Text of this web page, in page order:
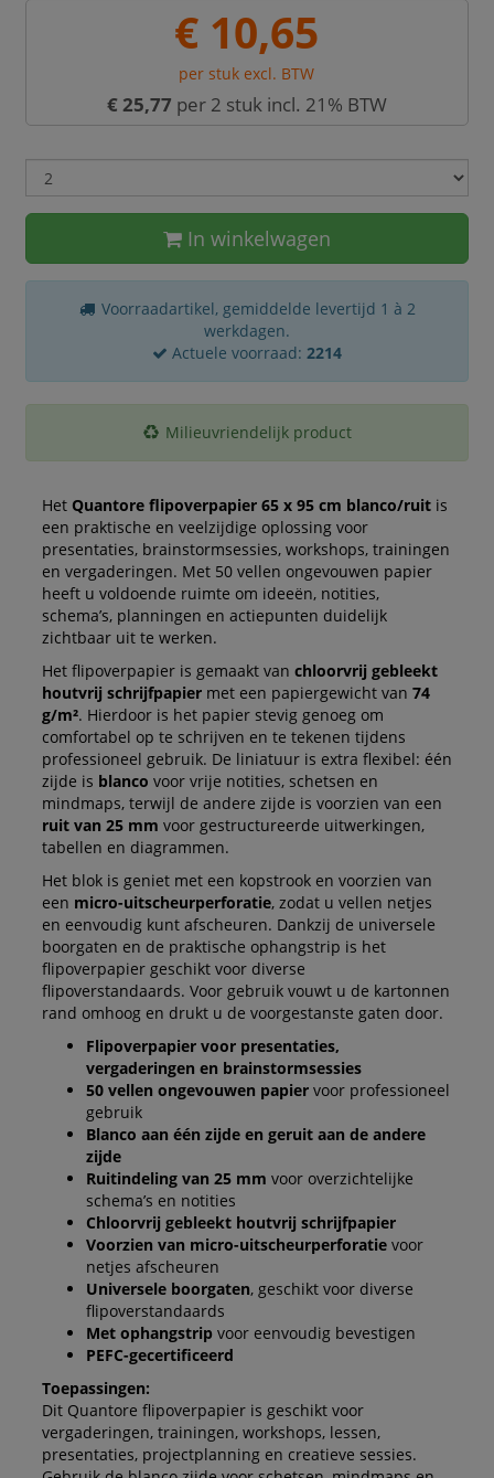
€ 10,65
per stuk excl. BTW
€ 25,77 per 2 stuk incl. 21% BTW
In winkelwagen
Voorraadartikel, gemiddelde levertijd 1 à 2
werkdagen.
Actuele voorraad: 2214
Milieuvriendelijk product
Het Quantore flipoverpapier 65 x 95 cm blanco/ruitis
een praktische en veelzijdige oplossing voor
presentaties, brainstormsessies, workshops, trainingen
en vergaderingen. Met 50 vellen ongevouwen papier
heeft u voldoende ruimte om ideeën, notities,
schema’s, planningen en actiepunten duidelijk
zichtbaar uit te werken.
Het flipoverpapier is gemaakt van chloorvrij gebleekt
houtvrij schrijfpapiermet een papiergewicht van 74
g/m². Hierdoor is het papier stevig genoeg om
comfortabel op te schrijven en te tekenen tijdens
professioneel gebruik. De liniatuur is extra flexibel: één
zijde is blanco voor vrije notities, schetsen en
mindmaps, terwijl de andere zijde is voorzien van een
ruit van 25 mm voor gestructureerde uitwerkingen,
tabellen en diagrammen.
Het blok is geniet met een kopstrook en voorzien van
een micro-uitscheurperforatie, zodat u vellen netjes
en eenvoudig kunt afscheuren. Dankzij de universele
boorgaten en de praktische ophangstrip is het
flipoverpapier geschikt voor diverse
flipoverstandaards. Voor gebruik vouwt u de kartonnen
rand omhoog en drukt u de voorgestanste gaten door.
Flipoverpapier voor presentaties,
vergaderingen en brainstormsessies
50 vellen ongevouwen papiervoor professioneel
gebruik
Blanco aan één zijde en geruit aan de andere
zijde
Ruitindeling van 25 mm voor overzichtelijke
schema’s en notities
Chloorvrij gebleekt houtvrij schrijfpapier
Voorzien van micro-uitscheurperforatievoor
netjes afscheuren
Universele boorgaten, geschikt voor diverse
flipoverstandaards
Met ophangstripvoor eenvoudig bevestigen
PEFC-gecertificeerd
Toepassingen:
Dit Quantore flipoverpapier is geschikt voor
vergaderingen, trainingen, workshops, lessen,
presentaties, projectplanning en creatieve sessies.